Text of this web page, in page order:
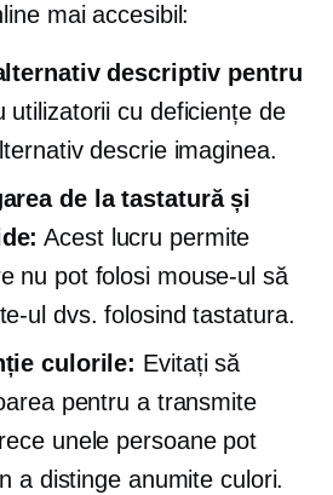
mai accesibil:
descriptiv pentru
utilizatorii cu deficiențe de
descrie imaginea.
de la tastatură și
Acest lucru permite
nu pot folosi mouse-ul să
ul dvs. folosind tastatura.
culorile: Evitați să
pentru a transmite
unele persoane pot
a distinge anumite culori.